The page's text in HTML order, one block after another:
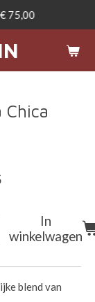
75,00
Chica
In
winkelwagen
blend van